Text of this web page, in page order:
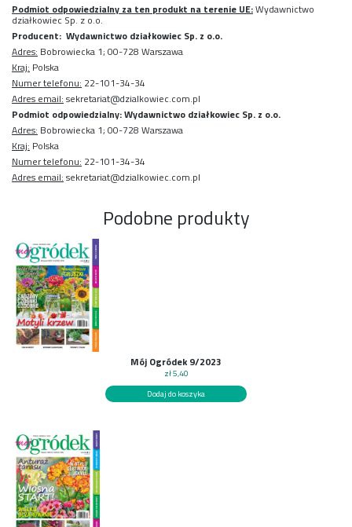
Podmiot odpowiedzialny za ten produkt na terenie UE:Wydawnictwo
działkowiec Sp. z o.o.
Producent: Wydawnictwo działkowiec Sp. z o.o.
Adres: Bobrowiecka 1; 00-728 Warszawa
Kraj: Polska
Numer telefonu: 22-101-34-34
Adres email: sekretariat@dzialkowiec.com.pl
Podmiot odpowiedzialny: Wydawnictwo działkowiec Sp. z o.o.
Adres: Bobrowiecka 1; 00-728 Warszawa
Kraj: Polska
Numer telefonu: 22-101-34-34
Adres email: sekretariat@dzialkowiec.com.pl
Podobne produkty
Mój Ogródek 9/2023
zł5,40
Dodaj do koszyka